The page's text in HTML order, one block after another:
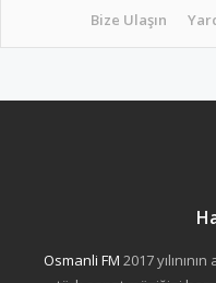
Bize Ulaşın
Osmanli FM 2017